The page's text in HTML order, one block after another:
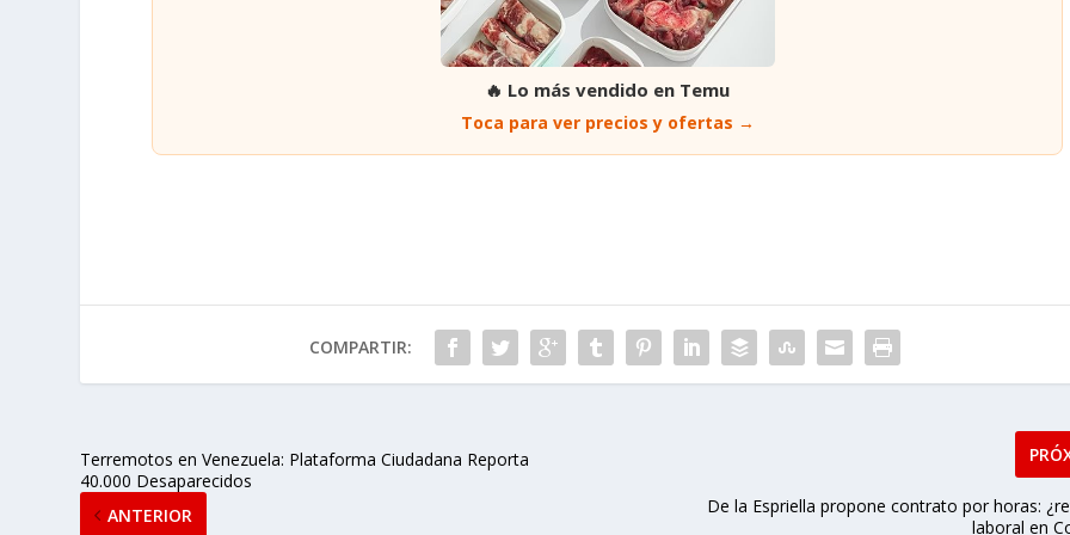
🔥 Lo más vendido en Temu
Toca para ver precios y ofertas →
COMPARTIR:
Terremotos en Venezuela: Plataforma Ciudadana Reporta
40.000 Desaparecidos
ANTERIOR
De la Espriella propone contrato por horas:
laboral en